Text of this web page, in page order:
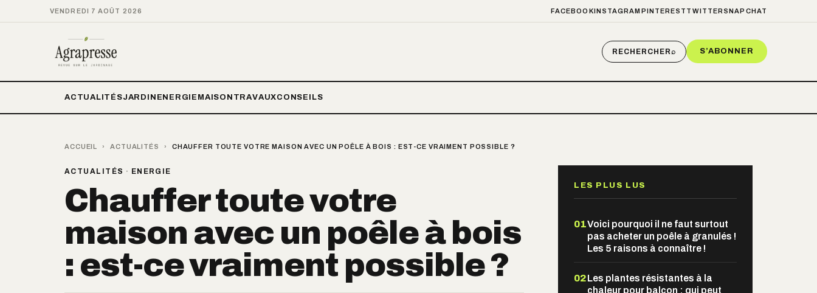
VENDREDI 7 AOÛT 2026 FACEBOOKINSTAGRAM PINTEREST TWITTER SNAPCHAT
RECHERCHER⌕ S’ABONNER
ACTUALITÉSJARDIN ENERGIE MAISON TRAVAUXCONSEILS
ACCUEIL › ACTUALITÉS › CHAUFFER TOUTE VOTRE MAISON AVEC UN POÊLE À BOIS : EST-CE VRAIMENT POSSIBLE ?
ACTUALITÉS · ENERGIE
Chauffer toute votre
maison avec un poêle à bois
: est-ce vraiment possible ?
LES PLUS LUS
01Voici pourquoi il ne faut surtout
pas acheter un poêle à granulés !
Les 5 raisons à connaître !
02Les plantes résistantes à la
chaleur pour balcon : qui peut